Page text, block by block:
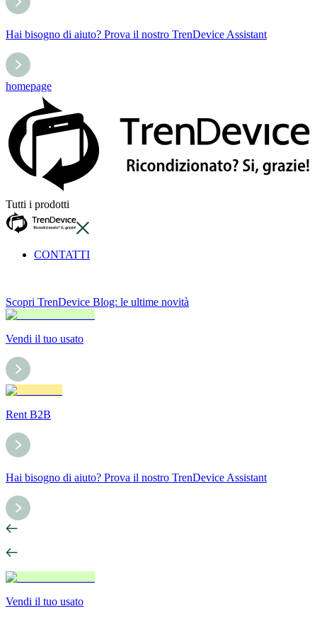
Hai bisogno di aiuto? Prova il nostro TrenDevice Assistant
homepage
Tutti i prodotti
CONTATTI
Scopri TrenDevice Blog: le ultime novità
Vendi il tuo usato
Rent B2B
Hai bisogno di aiuto? Prova il nostro TrenDevice Assistant
Vendi il tuo usato